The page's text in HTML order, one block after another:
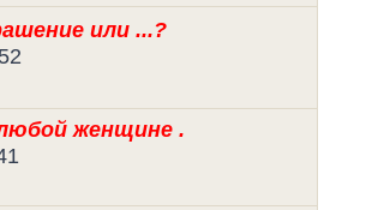
или ...?
женщине .